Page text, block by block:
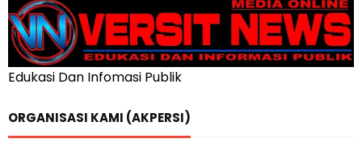
Edukasi Dan Infomasi Publik
ORGANISASI KAMI (AKPERSI)